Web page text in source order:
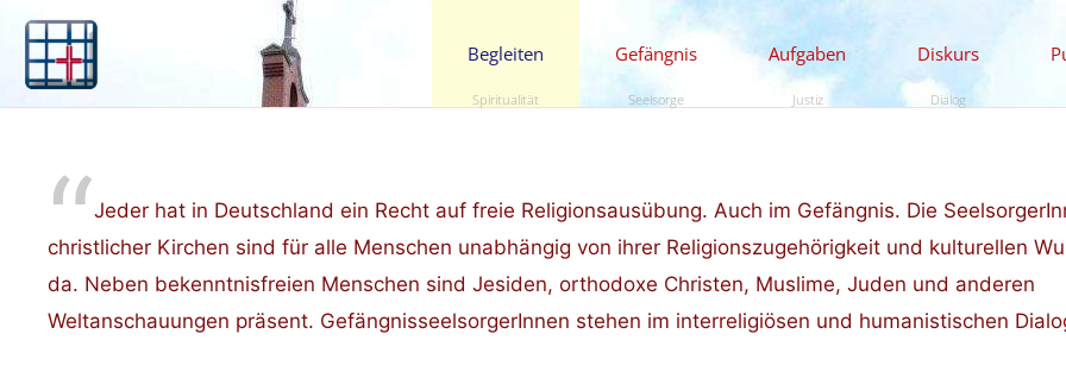
Begleiten
Spiritualität
Gefängnis
Seelsorge
Aufgaben
Justiz
Diskurs
Dialog
Jeder hat in Deutschland ein Recht auf freie Religionsausübung. Auch im Gefängnis. Die
christlicher Kirchen sind für alle Menschen unabhängig von ihrer Religionszugehörigkeit und kulturellen
da. Neben bekenntnisfreien Menschen sind Jesiden, orthodoxe Christen, Muslime, Juden und anderen
Weltanschauungen präsent. GefängnisseelsorgerInnen stehen im interreligiösen und humanistischen